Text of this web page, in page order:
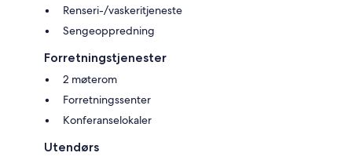
Renseri-/vaskeritjeneste
Sengeoppredning
Forretningstjenester
2 møterom
Forretningssenter
Konferanselokaler
Utendørs